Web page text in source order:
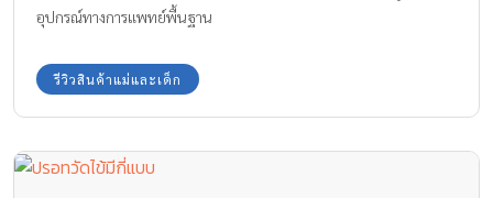
อุปกรณ์ทางการแพทย์พื้นฐาน
รีวิวสินค้าแม่และเด็ก